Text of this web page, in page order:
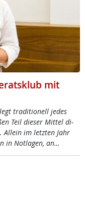
mit
tra­di­tio­nell je­des
Teil die­ser Mit­tel di­
Al­lein im letz­ten Jahr
in Not­la­gen, an…